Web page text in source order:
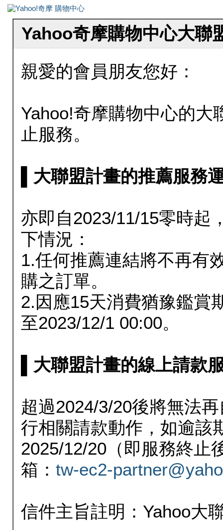
Yahoo奇摩購物中心大聯
親愛的會員朋友您好：
Yahoo!奇摩購物中心的大
止服務。
▌大聯盟計畫的推薦服務
亦即自2023/11/15零時起
下情況：
1.任何推薦連結將不再有
購之訂單。
2.因應15天消費猶豫鑑賞
至2023/12/1 00:00。
▌大聯盟計畫的線上請款
超過2024/3/20後將無法
行相關請款動作，如逾該
2025/12/20（即服務終止
箱： tw-ec2-
信件主旨註明：Yahoo大